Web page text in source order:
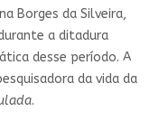
Borges da Silveira,
a ditadura
desse período. A
da vida da
.